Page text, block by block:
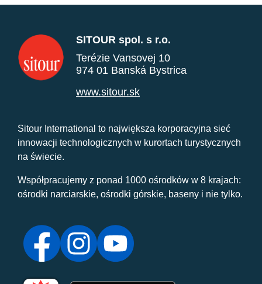
SITOUR spol. s r.o.
Terézie Vansovej 10
974 01 Banská Bystrica
www.sitour.sk
Sitour International to największa korporacyjna sieć
innowacji technologicznych w kurortach turystycznych
na świecie.
Współpracujemy z ponad 1000 ośrodków w 8 krajach:
ośrodki narciarskie, ośrodki górskie, baseny i nie tylko.